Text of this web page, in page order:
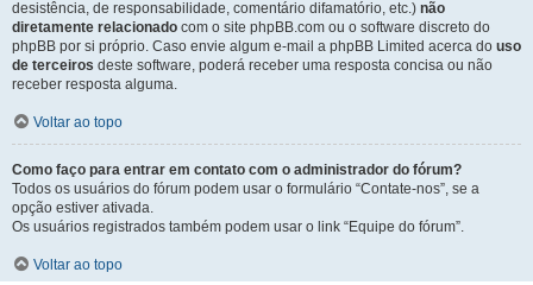
desistência, de responsabilidade, comentário difamatório, etc.) não
diretamente relacionado com o site phpBB.com ou o software discreto do
phpBB por si próprio. Caso envie algum e-mail a phpBB Limited acerca do uso
de terceiros deste software, poderá receber uma resposta concisa ou não
receber resposta alguma.
Voltar ao topo
Como faço para entrar em contato com o administrador do fórum?
Todos os usuários do fórum podem usar o formulário “Contate-nos”, se a
opção estiver ativada.
Os usuários registrados também podem usar o link “Equipe do fórum”.
Voltar ao topo